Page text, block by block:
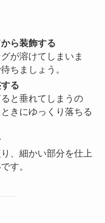
ら装飾する
が溶けてしまいま
ちましょう。
る
と垂れてしまうの
きにゆっくり落ちる
、細かい部分を仕上
す。